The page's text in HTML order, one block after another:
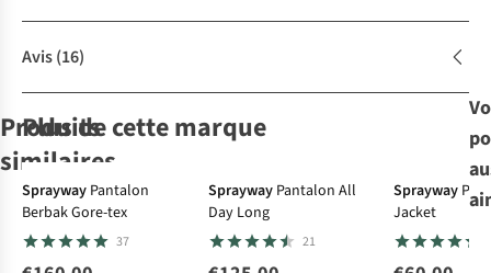
Avis(16)
Produits
similaires
Patagonia
Skort W'S
Columbia
Skort
Summit Valley™
Ayacucho
Skort
Jungle Travel
Ayacucho
Jungle Travel
Plus de cette marque
Gore-Tex
Sprayway Pantalon
Berbak Gore-tex
37
Sprayway Pantalon All
Day Long
21
Sprayway
Jacket